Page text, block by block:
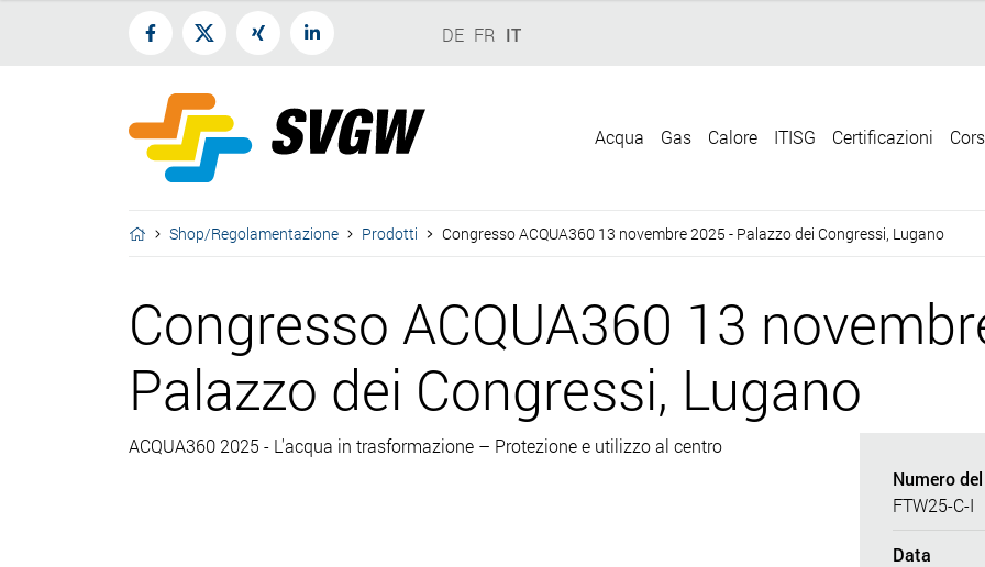
DE FR IT
Acqua Gas Calore ITISG Certificazioni
Shop/Regolamentazione Prodotti Congresso ACQUA360 13 novembre 2025 - Palazzo dei Congressi, Lugano
Congresso ACQUA360 13
Palazzo dei Congressi, Lugano
ACQUA360 2025 - L'acqua in trasformazione – Protezione e utilizzo al centro
Numero
FTW25-C-I
Data